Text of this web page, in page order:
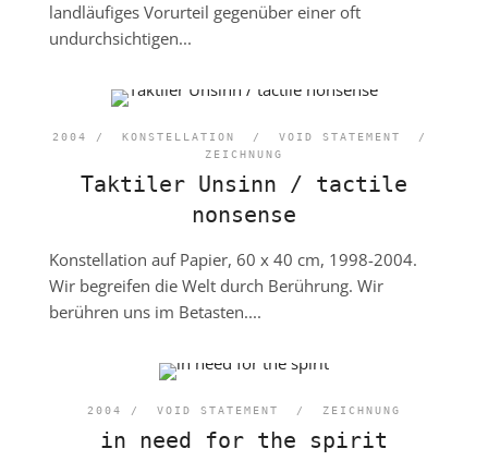
landläufiges Vorurteil gegenüber einer oft
undurchsichtigen...
2004 / KONSTELLATION / VOID STATEMENT
/
ZEICHNUNG
Taktiler Unsinn / tactile
nonsense
Konstellation auf Papier, 60 x 40 cm, 1998-2004.
Wir begreifen die Welt durch Berührung. Wir
berühren uns im Betasten....
2004 / VOID STATEMENT / ZEICHNUNG
in need for the spirit